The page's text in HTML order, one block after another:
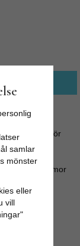
påfåglar.
material för
och blommor
samlar
mönster
eller
vill